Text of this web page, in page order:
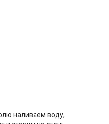
наливаем воду,